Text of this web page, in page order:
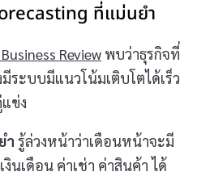
ที่แม่นยำ
Review พบว่าธุรกิจที่
ระบบมีแนวโน้มเติบโตได้เร็ว
ข่ง
ำ รู้ล่วงหน้าว่าเดือนหน้าจะมี
งินเดือน ค่าเช่า ค่าสินค้า ได้